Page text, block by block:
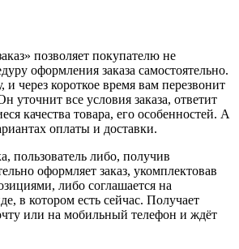
позволяет покупателю не
оформления заказа самостоятельно.
через короткое время вам перезвонит
уточнит все условия заказа, ответит
качества товара, его особенностей. А
оплаты и доставки.
пользователь либо, получив
оформляет заказ, укомплектовав
либо соглашается на
в котором есть сейчас. Получает
или на мобильный телефон и ждёт